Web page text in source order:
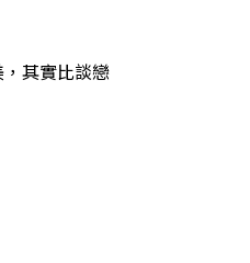
其實比談戀